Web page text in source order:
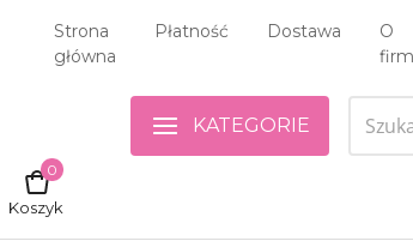
Strona
główna
Płatność Dostawa
O
Koszyk
0
KATEGORIE